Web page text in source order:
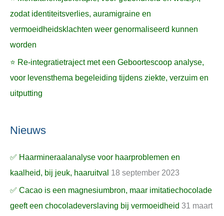
zodat identiteitsverlies, auramigraine en
vermoeidheidsklachten weer genormaliseerd kunnen
worden
⭐ Re-integratietraject met een Geboortescoop analyse,
voor levensthema begeleiding tijdens ziekte, verzuim en
uitputting
Nieuws
✅ Haarmineraalanalyse voor haarproblemen en
kaalheid, bij jeuk, haaruitval 18 september 2023
✅ Cacao is een magnesiumbron, maar imitatiechocolade
geeft een chocoladeverslaving bij vermoeidheid 31 maart